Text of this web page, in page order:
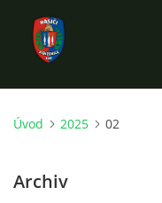
ÚVOD
HISTORIE SBORU
Úvod 2025 02
Archiv